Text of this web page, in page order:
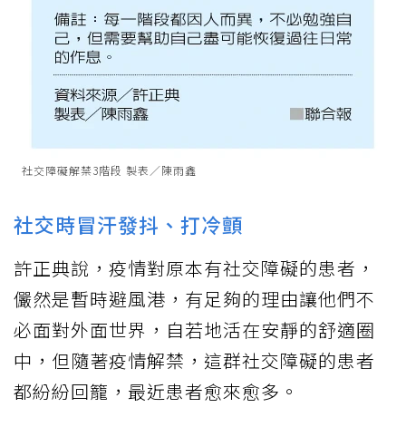
社交障礙解禁3階段 製表／陳雨鑫
社交時冒汗發抖、打冷顫
許正典說，疫情對原本有社交障礙的患者，
儼然是暫時避風港，有足夠的理由讓他們不
必面對外面世界，自若地活在安靜的舒適圈
中，但隨著疫情解禁，這群社交障礙的患者
都紛紛回籠，最近患者愈來愈多。